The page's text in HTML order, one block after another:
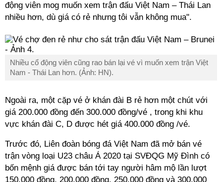
động viên mog muốn xem trận đấu Việt Nam – Thái Lan
nhiều hơn, dù giá có rẻ nhưng tôi vẫn không mua".
Nhiều cổ động viên cũng rao bán lại vé vì muốn xem trận Việt
Nam - Thái Lan hơn. (Ảnh: HN).
Ngoài ra, một cặp vé ở khán đài B rẻ hơn một chút với
giá 200.000 đồng đến 300.000 đồng/vé , trong khi khu
vực khán đài C, D được hét giá 400.000 đồng /vé.
Trước đó, Liên đoàn bóng đá Việt Nam đã mở bán vé
trận vòng loại U23 châu Á 2020 tại SVĐQG Mỹ Đình có
bốn mệnh giá được bán tới tay người hâm mộ lần lượt
150.000 đồng, 200.000 đồng, 250.000 đồng và 300.000